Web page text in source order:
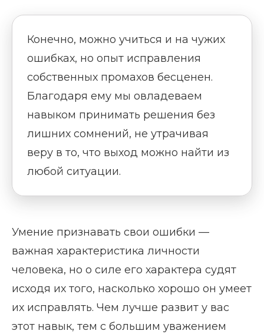
Конечно, можно учиться и на чужих
ошибках, но опыт исправления
собственных промахов бесценен.
Благодаря ему мы овладеваем
навыком принимать решения без
лишних сомнений, не утрачивая
веру в то, что выход можно найти из
любой ситуации.
Умение признавать свои ошибки —
важная характеристика личности
человека, но о силе его характера судят
исходя их того, насколько хорошо он умеет
их исправлять. Чем лучше развит у вас
этот навык, тем с большим уважением